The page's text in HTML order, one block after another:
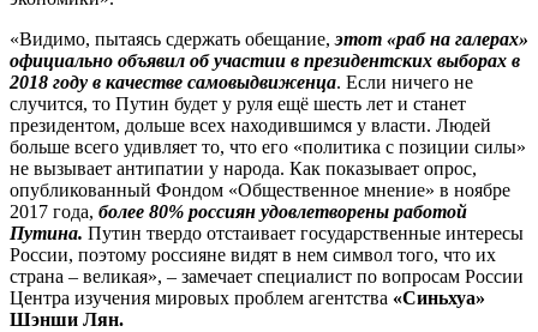
«Видимо, пытаясь сдержать обещание,этот «раб на галерах»
официально объявил об участии в президентских выборах в
2018 году в качестве самовыдвиженца. Если ничего не
случится, то Путин будет у руля ещё шесть лет и станет
президентом, дольше всех находившимся у власти. Людей
больше всего удивляет то, что его «политика с позиции силы»
не вызывает антипатии у народа. Как показывает опрос,
опубликованный Фондом «Общественное мнение» в ноябре
2017 года, более 80% россиян удовлетворены работой
Путина. Путин твердо отстаивает государственные интересы
России, поэтому россияне видят в нем символ того, что их
страна – великая», – замечает специалист по вопросам России
Центра изучения мировых проблем агентства «Синьхуа»
Шэнши Лян.